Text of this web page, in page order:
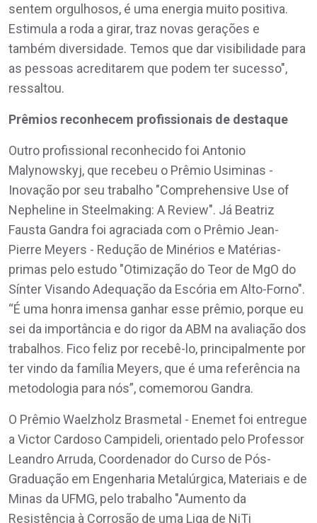
sentem orgulhosos, é uma energia muito positiva.
Estimula a roda a girar, traz novas gerações e
também diversidade. Temos que dar visibilidade para
as pessoas acreditarem que podem ter sucesso",
ressaltou.
Prêmios reconhecem profissionais de destaque
Outro profissional reconhecido foi Antonio
Malynowskyj, que recebeu o Prêmio Usiminas -
Inovação por seu trabalho "Comprehensive Use of
Nepheline in Steelmaking: A Review". Já Beatriz
Fausta Gandra foi agraciada com o Prêmio Jean-
Pierre Meyers - Redução de Minérios e Matérias-
primas pelo estudo "Otimização do Teor de MgO do
Sínter Visando Adequação da Escória em Alto-Forno".
“É uma honra imensa ganhar esse prêmio, porque eu
sei da importância e do rigor da ABM na avaliação dos
trabalhos. Fico feliz por recebê-lo, principalmente por
ter vindo da família Meyers, que é uma referência na
metodologia para nós”, comemorou Gandra.
O Prêmio Waelzholz Brasmetal - Enemet foi entregue
a Victor Cardoso Campideli, orientado pelo Professor
Leandro Arruda, Coordenador do Curso de Pós-
Graduação em Engenharia Metalúrgica, Materiais e de
Minas da UFMG, pelo trabalho "Aumento da
Resistência à Corrosão de uma Liga de NiTi